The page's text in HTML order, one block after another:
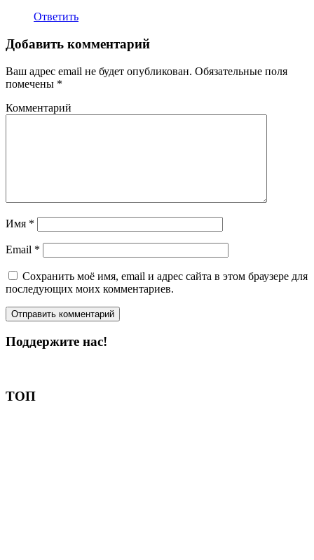
Ответить
Добавить комментарий
Ваш адрес email не будет опубликован. Обязательные поля
помечены *
Комментарий
Имя *
Email *
Сохранить моё имя, email и адрес сайта в этом браузере для
последующих моих комментариев.
Поддержите нас!
ТОП